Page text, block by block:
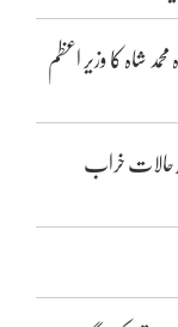
شاہ کا وزیر اعظم
حالات خراب